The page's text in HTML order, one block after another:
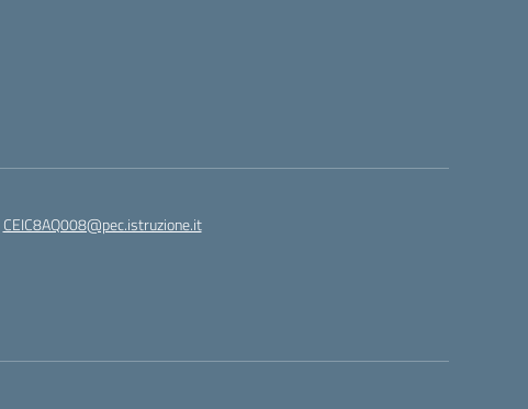
CEIC8AQ008@pec.istruzione.it